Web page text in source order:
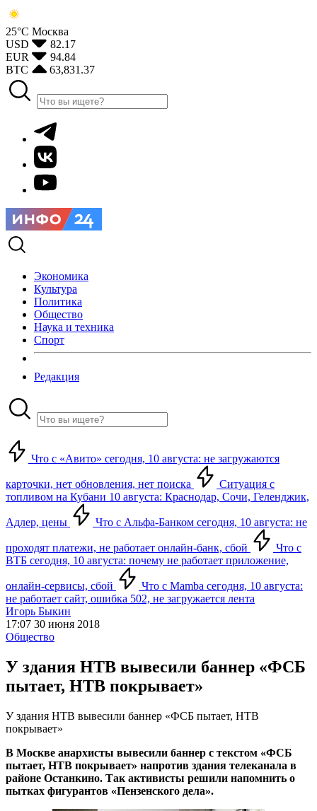
25°С Москва
USD
82.17
EUR
94.84
BTC
63,831.37
Экономика
Культура
Политика
Общество
Наука и техника
Спорт
Редакция
Что с «Авито» сегодня, 10 августа: не загружаются
карточки, нет обновления, нет поиска
Ситуация с
топливом на Кубани 10 августа: Краснодар, Сочи, Геленджик,
Адлер, цены Что с Альфа-Банком сегодня, 10 августа: не
проходят платежи, не работает онлайн-банк, сбой
Что с
ВТБ сегодня, 10 августа: почему не работает приложение,
онлайн-сервисы, сбой
Что с Mamba сегодня, 10 августа:
не работает сайт, ошибка 502, не загружается лента
Игорь Быкин
17:07 30 июня 2018
Общество
У здания НТВ вывесили баннер «ФСБ
пытает, НТВ покрывает»
У здания НТВ вывесили баннер «ФСБ пытает, НТВ
покрывает»
В Москве анархисты вывесили баннер с текстом «ФСБ
пытает, НТВ покрывает» напротив здания телеканала в
районе Останкино. Так активисты решили напомнить о
пытках фигурантов «Пензенского дела».